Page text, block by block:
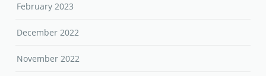
February 2023
December 2022
November 2022